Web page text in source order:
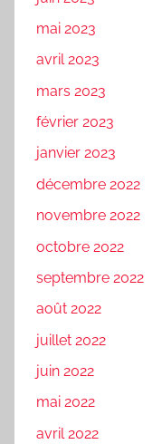
mai 2023
avril 2023
mars 2023
février 2023
janvier 2023
décembre 2022
novembre 2022
octobre 2022
septembre 2022
août 2022
juillet 2022
juin 2022
mai 2022
avril 2022